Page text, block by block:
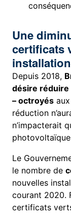
Une
certificats
Depuis 2018,
désire
– octroyés
réduction
n’impacterait
Le
le nombre de
nouvelles
courant 2020.
certificats